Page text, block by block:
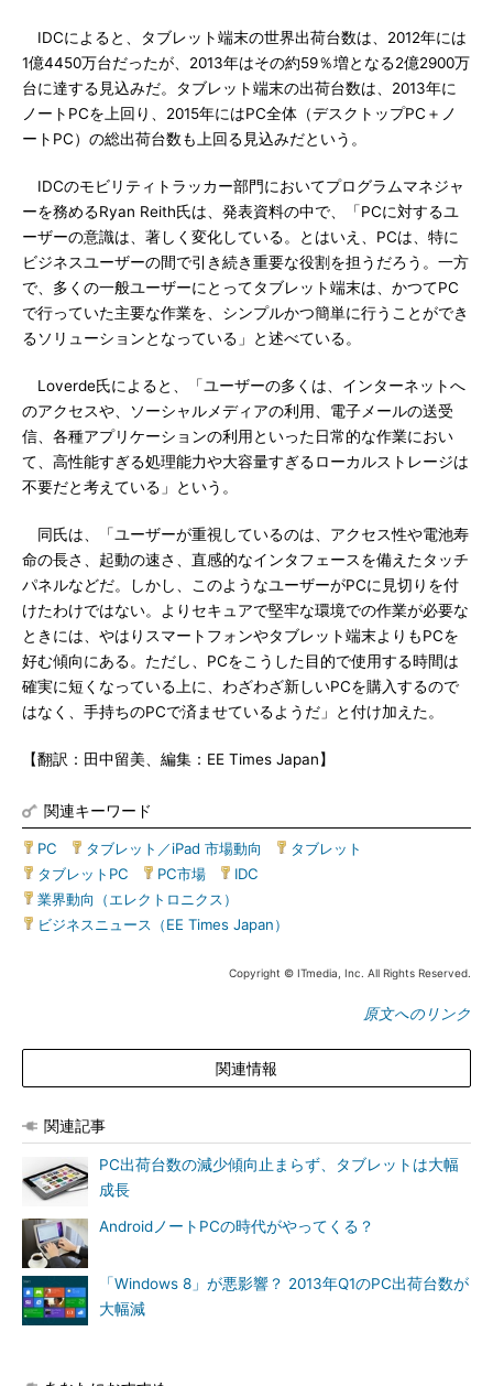
IDCによると、タブレット端末の世界出荷台数は、2012年には
1億4450万台だったが、2013年はその約59％増となる2億2900万
台に達する見込みだ。タブレット端末の出荷台数は、2013年に
ノートPCを上回り、2015年にはPC全体（デスクトップPC＋ノ
ートPC）の総出荷台数も上回る見込みだという。
IDCのモビリティトラッカー部門においてプログラムマネジャ
ーを務めるRyan Reith氏は、発表資料の中で、「PCに対するユ
ーザーの意識は、著しく変化している。とはいえ、PCは、特に
ビジネスユーザーの間で引き続き重要な役割を担うだろう。一方
で、多くの一般ユーザーにとってタブレット端末は、かつてPC
で行っていた主要な作業を、シンプルかつ簡単に行うことができ
るソリューションとなっている」と述べている。
Loverde氏によると、「ユーザーの多くは、インターネットへ
のアクセスや、ソーシャルメディアの利用、電子メールの送受
信、各種アプリケーションの利用といった日常的な作業におい
て、高性能すぎる処理能力や大容量すぎるローカルストレージは
不要だと考えている」という。
同氏は、「ユーザーが重視しているのは、アクセス性や電池寿
命の長さ、起動の速さ、直感的なインタフェースを備えたタッチ
パネルなどだ。しかし、このようなユーザーがPCに見切りを付
けたわけではない。よりセキュアで堅牢な環境での作業が必要な
ときには、やはりスマートフォンやタブレット端末よりもPCを
好む傾向にある。ただし、PCをこうした目的で使用する時間は
確実に短くなっている上に、わざわざ新しいPCを購入するので
はなく、手持ちのPCで済ませているようだ」と付け加えた。
【翻訳：田中留美、編集：EE Times Japan】
関連キーワード
PC タブレット／iPad 市場動向 タブレット
タブレットPC
PC市場 IDC
業界動向（エレクトロニクス）
ビジネスニュース（EE Times Japan）
Copyright © ITmedia, Inc. All Rights Reserved.
原文へのリンク
関連情報
関連記事
PC出荷台数の減少傾向止まらず、タブレットは大幅
成長
AndroidノートPCの時代がやってくる？
「Windows 8」が悪影響？ 2013年Q1のPC出荷台数が
大幅減